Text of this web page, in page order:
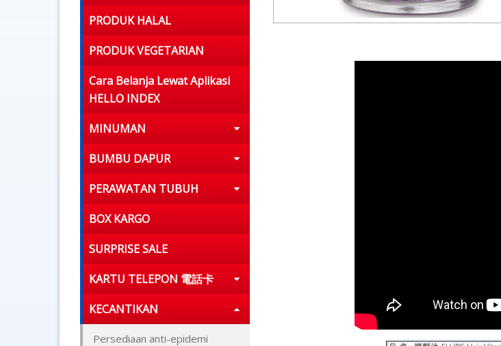
PRODUK HALAL
PRODUK VEGETARIAN
Cara Belanja Lewat Aplikasi
HELLO INDEX
MINUMAN
BUMBU DAPUR
PERAWATAN TUBUH
BOX KARGO
SURPRISE SALE
KARTU TELEPON 電話卡
KECANTIKAN
Persediaan anti-epidemi